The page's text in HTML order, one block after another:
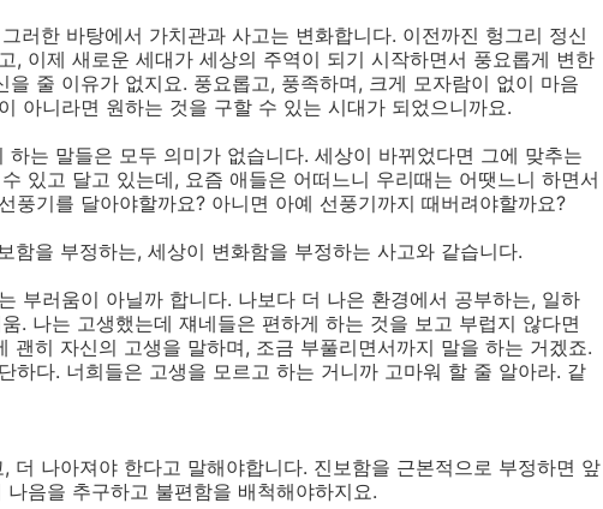
러한 바탕에서 가치관과 사고는 변화합니다. 이전까진 헝그리 정신
, 이제 새로운 세대가 세상의 주역이 되기 시작하면서 풍요롭게 변한
을 줄 이유가 없지요. 풍요롭고, 풍족하며, 크게 모자람이 없이 마음
아니라면 원하는 것을 구할 수 있는 시대가 되었으니까요.
하는 말들은 모두 의미가 없습니다. 세상이 바뀌었다면 그에 맞추는
있고 달고 있는데, 요즘 애들은 어떠느니 우리때는 어땟느니 하면서
풍기를 달아야할까요? 아니면 아예 선풍기까지 때버려야할까요?
함을 부정하는, 세상이 변화함을 부정하는 사고와 같습니다.
부러움이 아닐까 합니다. 나보다 더 나은 환경에서 공부하는, 일하
. 나는 고생했는데 쟤네들은 편하게 하는 것을 보고 부럽지 않다면
괜히 자신의 고생을 말하며, 조금 부풀리면서까지 말을 하는 거겠죠.
하다. 너희들은 고생을 모르고 하는 거니까 고마워 할 줄 알아라. 같
더 나아져야 한다고 말해야합니다. 진보함을 근본적으로 부정하면 앞
음을 추구하고 불편함을 배척해야하지요.